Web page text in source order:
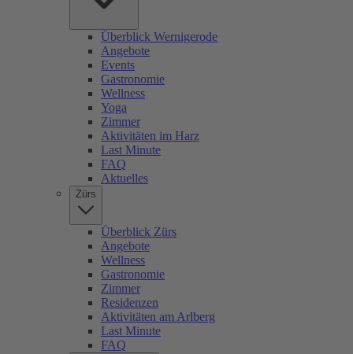
Überblick Wernigerode
Angebote
Events
Gastronomie
Wellness
Yoga
Zimmer
Aktivitäten im Harz
Last Minute
FAQ
Aktuelles
Zürs
Überblick Zürs
Angebote
Wellness
Gastronomie
Zimmer
Residenzen
Aktivitäten am Arlberg
Last Minute
FAQ